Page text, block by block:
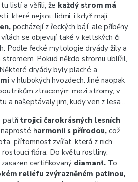
listí a věřili, že každý strom má
které nejsou lidmi, i když mají
pocházejí z řeckých bájí, ale příběhy
se objevují také v keltských či
Podle řecké mytologie dryády žily a
Pokud někdo stromu ublížil,
dryády byly plaché a
v hlubokých hvozdech. Jiné naopak
ztraceným mezi stromy, v
a našeptávaly jim, kudy ven z lesa…
patřítrojici čarokrásných lesních
harmonii s přírodou, což
přítomnost zvířat, která z nich
rostoucí flóra. Do květu rostliny,
certifikovaný diamant. To
reliéfu zvýrazněném patinou,